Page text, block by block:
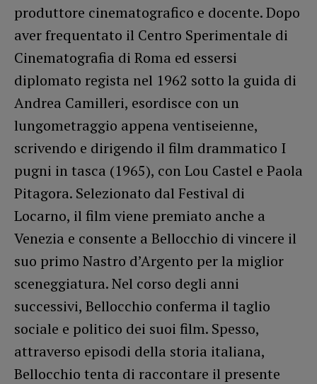
produttore cinematografico e docente. Dopo
aver frequentato il Centro Sperimentale di
Cinematografia di Roma ed essersi
diplomato regista nel 1962 sotto la guida di
Andrea Camilleri, esordisce con un
lungometraggio appena ventiseienne,
scrivendo e dirigendo il film drammatico I
pugni in tasca (1965), con Lou Castel e Paola
Pitagora. Selezionato dal Festival di
Locarno, il film viene premiato anche a
Venezia e consente a Bellocchio di vincere il
suo primo Nastro d’Argento per la miglior
sceneggiatura. Nel corso degli anni
successivi, Bellocchio conferma il taglio
sociale e politico dei suoi film. Spesso,
attraverso episodi della storia italiana,
Bellocchio tenta di raccontare il presente